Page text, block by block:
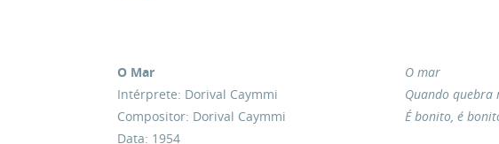
O Mar
Intérprete: Dorival Caymmi
Compositor: Dorival Caymmi
Data: 1954
O mar
Quando quebra
É bonito, é